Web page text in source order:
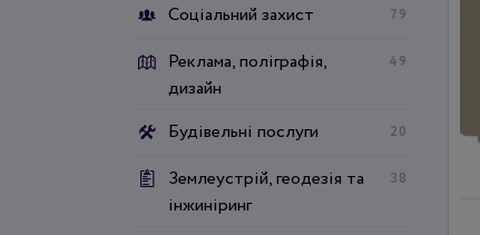
Соціальний захист 79
Реклама, поліграфія,
дизайн
49
Будівельні послуги 20
Землеустрій, геодезія та
інжиніринг
38